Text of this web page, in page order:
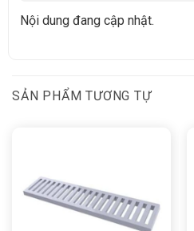
Nội dung đang cập nhật.
SẢN PHẨM TƯƠNG TỰ